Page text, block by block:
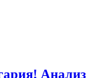
Анализ